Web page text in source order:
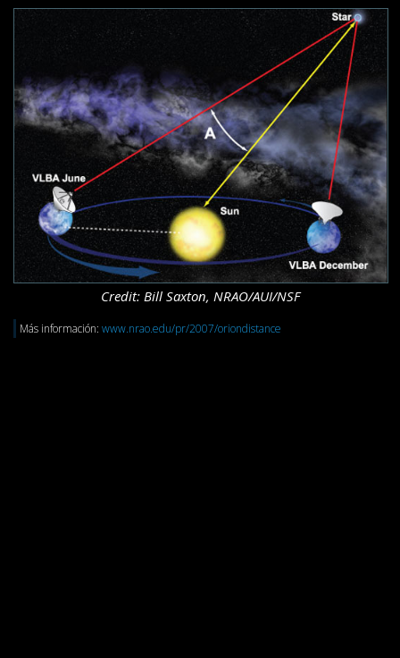
Credit: Bill Saxton, NRAO/AUI/NSF
Más información: www.nrao.edu/pr/2007/oriondistance